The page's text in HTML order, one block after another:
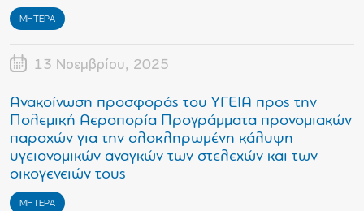
ΜΗΤΕΡΑ
13 Νοεμβρίου, 2025
Ανακοίνωση προσφοράς του ΥΓΕΙΑ προς την
Πολεμική Αεροπορία Προγράμματα προνομιακών
παροχών για την ολοκληρωμένη κάλυψη
υγειονομικών αναγκών των στελεχών και των
οικογενειών τους
ΜΗΤΕΡΑ